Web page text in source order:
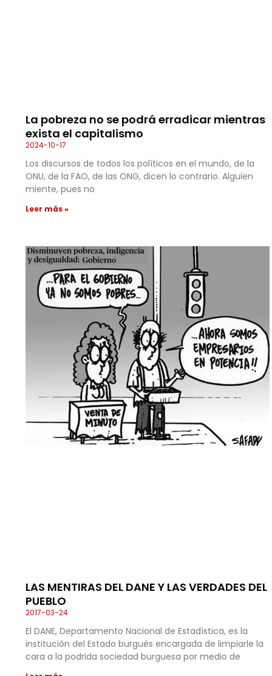
La pobreza no se podrá erradicar mientras
exista el capitalismo
2024-10-17
Los discursos de todos los políticos en el mundo, de la
ONU, de la FAO, de las ONG, dicen lo contrario. Alguien
miente, pues no
Leer más »
LAS MENTIRAS DEL DANE Y LAS VERDADES DEL
PUEBLO
2017-03-24
El DANE, Departamento Nacional de Estadística, es la
institución del Estado burgués encargada de limpiarle la
cara a la podrida sociedad burguesa por medio de